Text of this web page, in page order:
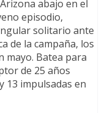
abajo en el
episodio,
solitario ante
de la campaña, los
mayo. Batea para
de 25 años
13 impulsadas en